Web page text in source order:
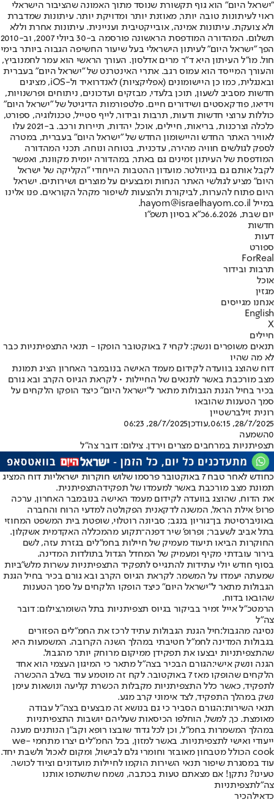
"ישראל היום" הוא גוף תקשורת שנוסד מתוך האמונה שהציבור הישראלי
ראוי לעיתונות טובה יותר, מאוזנת יותר ומדויקת יותר. עיתונות שמדברת
ולא צועקת. עיתונות אמינה, אובייקטיבית ועניינית. עיתונות אחרת וללא
תשלום. המהדורה המודפסת הראשונה פורסמה ב-30 ביולי 2007, וב-2010
הפך "ישראל היום" לעיתון הישראלי בעל שיעור החשיפה הגבוה ביותר בימי
חול. מו"ל העיתון היא ד"ר מרים אדלסון. העורך הראשי הוא עמר לחמנוביץ,
והעורך המייסד הוא עמוס רגב. אתרי האינטרנט של "ישראל היום" בעברית
ובאנגלית, כמו כן היישומונים (אפליקציות) לאנדרואיד ול-iOS, מציגים
חדשות מסביב לשעון, תוכן בלעדי, מבזקים ועדכונים, ניתוחים ופרשנויות,
וידיאו, פודקאסטים ושידורים חיים. פלטפורמות הדיגיטל של "ישראל היום"
כוללות ערוצי חדשות ודעות, תרבות ובידור, לייף סטייל, טכנולוגיה, ספורט,
כלכלה וצרכנות, בריאות, חיילים, אוכל, יהדות, תיירות ורכב. ב-2021 עלו
לאוויר האתר החדש והיישומון החדש של "ישראל היום" בעברית, במטרה
לספק לגולשים חוויה מהירה, עדכנית, בטוחה ונוחה. תכני המהדורה
המודפסת של העיתון זמינים גם באתר, במהדורה יומית מקוונת, ואפשר
לקבל אותם גם בניוזלטר. מועדון ההטבות הייחודי "הקליקה של ישראל
היום" מציע לגולשי האתר הנחות ומבצעים על מוצרים ושירותים. ישראל
היום פתוח להערות, לביקורת ולהצעות לשיפור מקהל הקוראים. פנו אלינו
במייל hayom@israelhayom.co.il.
יום שבת, 6.6.2026
כ"א בסיון תשפ"ו
חדשות
דעות
ספורט
ForReal
תרבות ובידור
אוכל
מגזין
אנחנו מגייסים
English
X
חיילים
תנאים משופרים ונשק: לקחי 7 באוקטובר הופקו - תנאי התצפיתניות כבר
לא מה שהיו
דוח שהוצג בוועדה לקידום מעמד האישה בנובמבר האחרון הציג תמונת
מצב מורכבת באשר לתנאים של החיילות • לקראת הגיוס הקרב ובא גורם
בכיר בחיל הגנת הגבולות מתאר ל"ישראל היום" כיצד הופקו הלקחים על
סמך הטענות שהובאו
רונית זילברשטיין
28/7/2025, 06:15
,עודכן28/7/2025, 06:23
0השמעה
תצפיתניות במרחבים מצרים וירדן. צילום: דובר צה"ל
כחודש לאחר טבח 7 באוקטובר פרסמו שלוש חוקרות ישראליות דוח המציג
תמונת מצב מורכבת באשר למעמדו של תפקידהתצפיתנית.
את הדוח, שהוצג בוועדה לקידום מעמד האישה בנובמבר האחרון, ערכה
פרופ' אילת הראל, המשנה לדקאנית הפקולטה למדעי הרוח והחברה
באוניברסיטת בן־גוריון בנגב; סביונה רוטלוי, שופטת בית המשפט המחוזי
בתל אביב לשעבר; ופרופ' שיר דפנה־תקוע מהמכללה האקדמית אשקלון.
החוקרות הביאו תיעוד מעמיק של חיילות בחמ"לים בגזרת עזה, לשם
בירור עובדתי מקיף ומעמיק של המחדל הגדול בתולדות המדינה.
בסוף חודש יולי עתידות להתגייס לתפקיד התצפיתניות עשרות מלש"ביות
שמעתה יעמדו על המשמר. לקראת הגיוס הקרב ובא גורם בכיר בחיל הגנת
הגבולות מתאר ל"ישראל היום" כיצד הופקו הלקחים על סמך הטענות
שהובאו בדוח.
הרמטכ"ל אייל זמיר בביקור בגיוס תצפיתניות בתל השומר,צילום: דובר
צה"ל
נסיגה מהגבול:חיל הגנת הגבולות עתיד לרכז את החמ"לים הפזורים
בגבולות המדינה לחמ"ל חטיבתי במהלך השנה הקרובה. המשמעות היא
שהתצפיתניות יבצעו את תפקידן ממיקום מרוחק יותר מהגבול.
הגנה ונשק אישי:הגורם הבכיר בצה"ל מתאר כי המיגון העצמי הוא אחד
הלקחים שהופקו מאז 7 באוקטובר. לקח זה מוטמע עוד בשלב ההכשרה
לתפקיד, כאשר כלל התצפיתניות מקבלות הכשרת קליעה ונושאות עימן
נשק במהלך התפקיד, לצד אימוני קרב מגע.
תנאי השירות:הגורם הסביר כי גם בנושא זה מבצעים בצה"ל עבודה
מאומצת. כך, למשל, הוחלפו הכיסאות שעליהם יושבות התצפיתניות
במהלך המשמרות בחמ"ל, וכן לכל גדוד שובצו רופא וקב"ן הנותנים מענה
ייעודי ואישי לתצפיתניות. באשר למזון, בכל החמ"לים יצרו מתחמי we-
cook הכולל מטבחון מאובזר וחומרי גלם לבישול, ומקום לאכול ולשבת יחד.
עוד במסגרת שיפור תנאי השירות הוקמו לחיילות מועדונים וציוד לכושר.
טעינו? נתקן! אם מצאתם טעות בכתבה, נשמח שתשתפו אותנו
צה"לתצפיתניות
כדאילהכיר